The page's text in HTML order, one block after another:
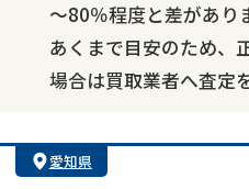
～80％程度と差があり
あくまで目安のため、
場合は買取業者へ査定
愛知県